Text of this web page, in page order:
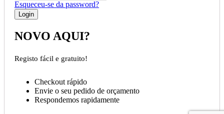
Esqueceu-se da password?
NOVO AQUI?
Registo fácil e gratuito!
Checkout rápido
Envie o seu pedido de orçamento
Respondemos rapidamente